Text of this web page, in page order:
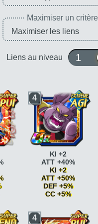
Maximiser un critère
Liens au niveau 1 ou 10
4
époustouflanteKI
KI +2
ATT +40%
KI +2
ATT +50%
DEF +5%
CC +5%
4